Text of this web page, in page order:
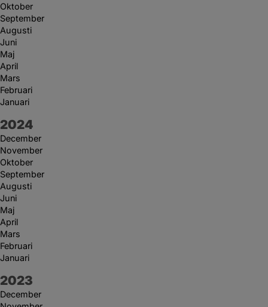
Oktober
September
Augusti
Juni
Maj
April
Mars
Februari
Januari
År:
2024
December
November
Oktober
September
Augusti
Juni
Maj
April
Mars
Februari
Januari
År:
2023
December